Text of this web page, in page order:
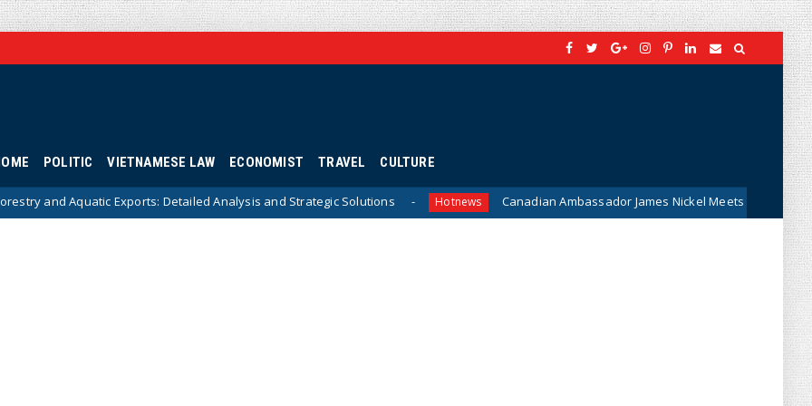
POLITIC VIETNAMESE LAW ECONOMIST TRAVEL CULTURE
Exports: Detailed Analysis and Strategic Solutions Hotnews Canadian Ambassador James Nickel Meets General Phan Van Giang: A